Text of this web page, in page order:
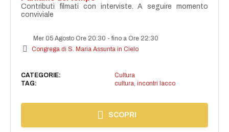
Contributi filmati con interviste. A seguire momento
conviviale
Mer 05 Agosto Ore 20:30 -fino a Ore 22:30
Congrega di S. Maria Assunta in Cielo
CATEGORIE:
Cultura
TAG:
cultura incontri lacco
SCOPRI